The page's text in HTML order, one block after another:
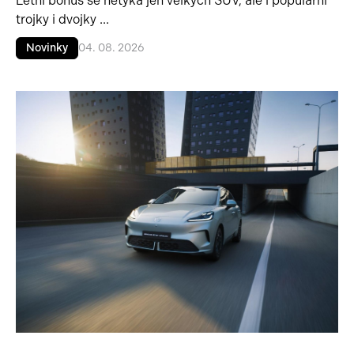
trojky i dvojky ...
Novinky 04. 08. 2026